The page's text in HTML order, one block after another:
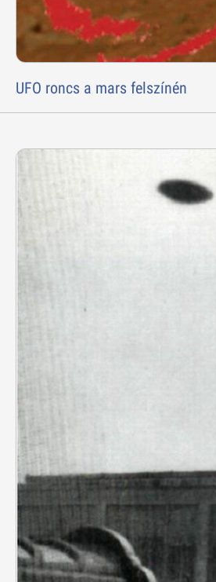
UFO roncs a mars felszínén